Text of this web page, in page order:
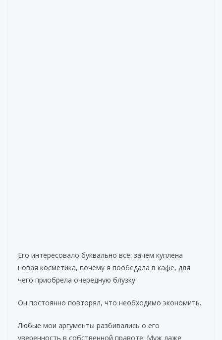
Его интересовало буквально всё: зачем куплена
новая косметика, почему я пообедала в кафе, для
чего приобрела очередную блузку.
Он постоянно повторял, что необходимо экономить.
Любые мои аргументы разбивались о его
уверенность в собственной правоте. Муж даже